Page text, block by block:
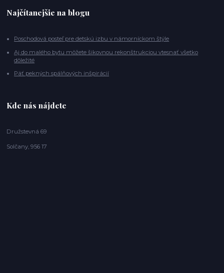
Najčítanejšie na blogu
Poschodová posteľ pre detskú izbu v námorníckom štýle
Aj do malého bytu môžete šikovnou rekonštrukciou vtesnať všetko
dôležité
Päť pekných spálňových inšpirácií
Kde nás nájdete
Družstevná 69
Solčany, 956 17